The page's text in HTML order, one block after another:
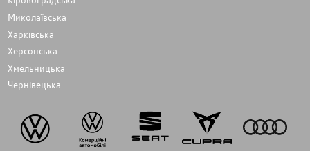
Миколаївська
Харківська
Херсонська
Хмельницька
Чернівецька